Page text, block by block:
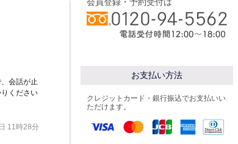
会話が止
ください
11時28分
お支払い方法
クレジットカード・銀行振込でお支払いい
ただけます。